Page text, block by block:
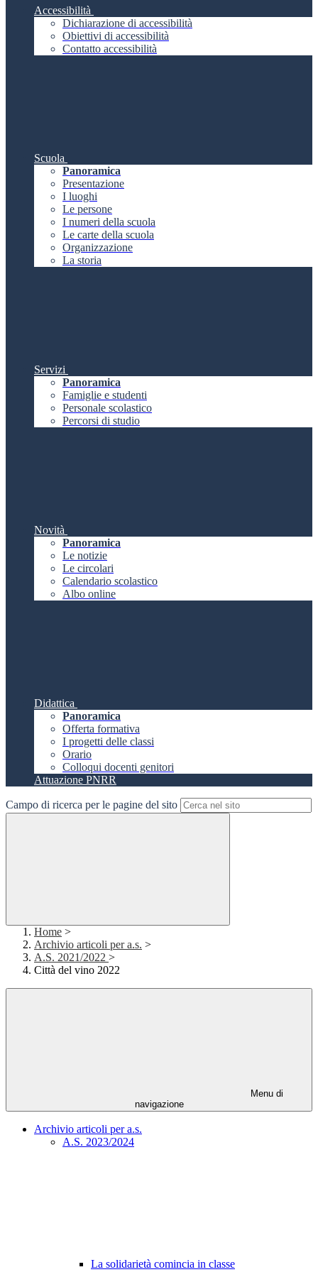
Accessibilità
Dichiarazione di accessibilità
Obiettivi di accessibilità
Contatto accessibilità
Scuola
Panoramica
Presentazione
I luoghi
Le persone
I numeri della scuola
Le carte della scuola
Organizzazione
La storia
Servizi
Panoramica
Famiglie e studenti
Personale scolastico
Percorsi di studio
Novità
Panoramica
Le notizie
Le circolari
Calendario scolastico
Albo online
Didattica
Panoramica
Offerta formativa
I progetti delle classi
Orario
Colloqui docenti genitori
Attuazione PNRR
Campo di ricerca per le pagine del sito
Home >
Archivio articoli per a.s. >
A.S. 2021/2022 >
Città del vino 2022
Menu di
navigazione
Archivio articoli per a.s.
A.S. 2023/2024
La solidarietà comincia in classe